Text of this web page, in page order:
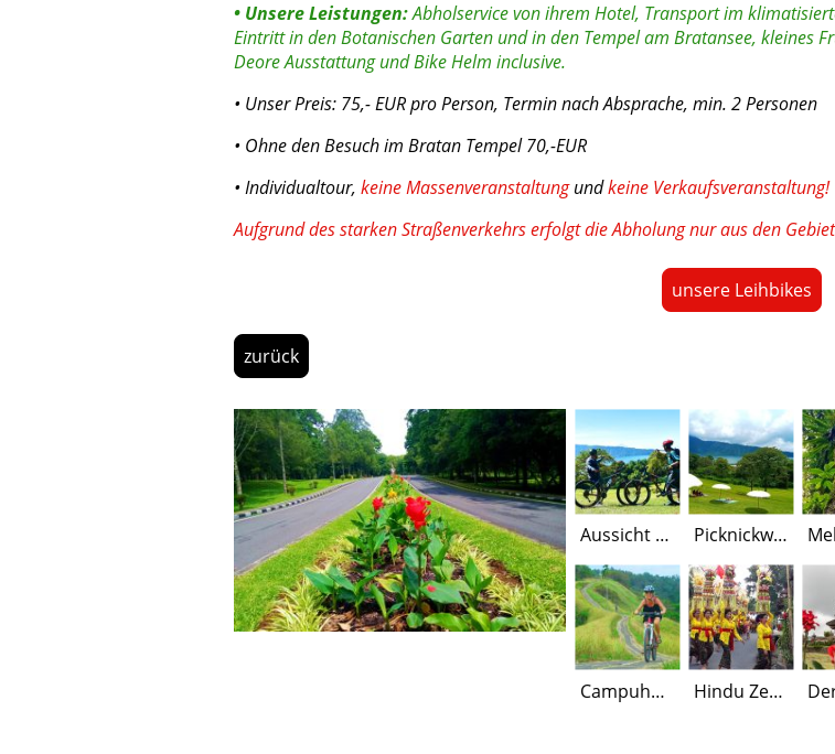
• Unsere Leistungen:Abholservice von ihrem Hotel, Transport im
Eintritt in den Botanischen Garten und in den Tempel am Bratansee, kleines
Deore Ausstattung und Bike Helm inclusive.
• Unser Preis: 75,- EUR pro Person, Termin nach Absprache, min. 2 Personen
• Ohne den Besuch im Bratan Tempel 70,-EUR
• Individualtour, keine Massenveranstaltungundkeine Verkaufsveranstaltung!
Aufgrund des starken Straßenverkehrs erfolgt die Abholung nur aus den
unsere Leihbikes
zurück
Aussicht von der Picknickwiese bis zum Bratansee Picknickwiese zum Relaxen
Campuhan Ridge Walk Hindu Zeremonie